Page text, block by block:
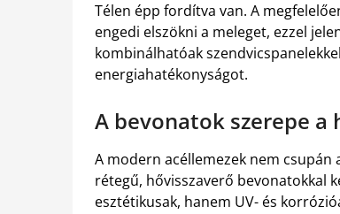
Télen épp fordítva van. A
engedi elszökni a meleget, ezzel
kombinálhatóak
energiahatékonyságot.
A bevonatok szerepe
A modern acéllemezek nem
rétegű, hővisszaverő bevonatokkal
esztétikusak, hanem UV- és